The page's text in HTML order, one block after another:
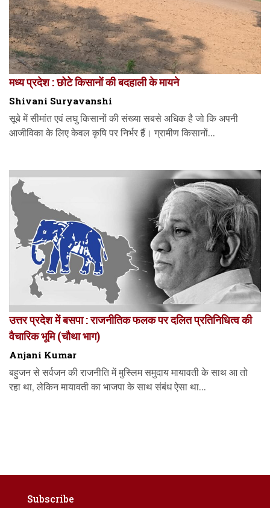
मध्य प्रदेश : छोटे किसानों की बदहाली के मायने
Shivani Suryavanshi
सूबे में सीमांत एवं लघु किसानों की संख्या सबसे अधिक है जो कि अपनी
आजीविका के लिए केवल कृषि पर निर्भर हैं। ग्रामीण किसानों...
उत्तर प्रदेश में बसपा : राजनीतिक फलक पर दलित प्रतिनिधित्व की
वैचारिक भूमि (चौथा भाग)
Anjani Kumar
बहुजन से सर्वजन की राजनीति में मुस्लिम समुदाय मायावती के साथ आ तो
रहा था, लेकिन मायावती का भाजपा के साथ संबंध ऐसा था...
Subscribe